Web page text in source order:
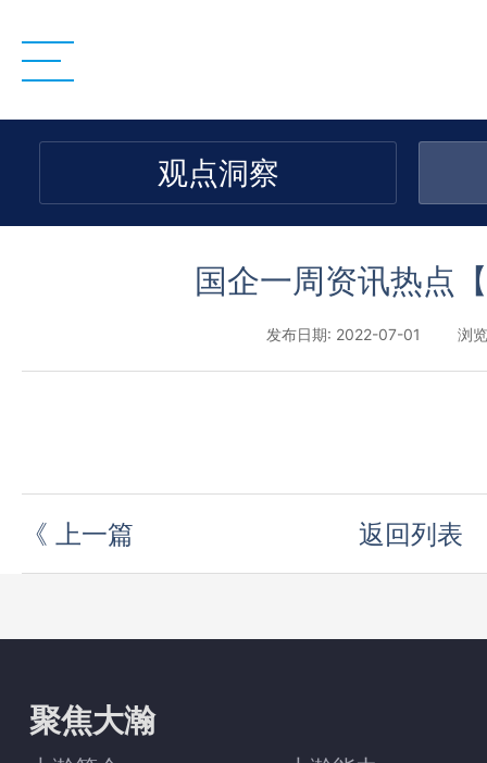
观点洞察
国企一周资讯热点
发布日期: 2022-07-01 浏
《 上一篇 返回列表
聚焦大瀚